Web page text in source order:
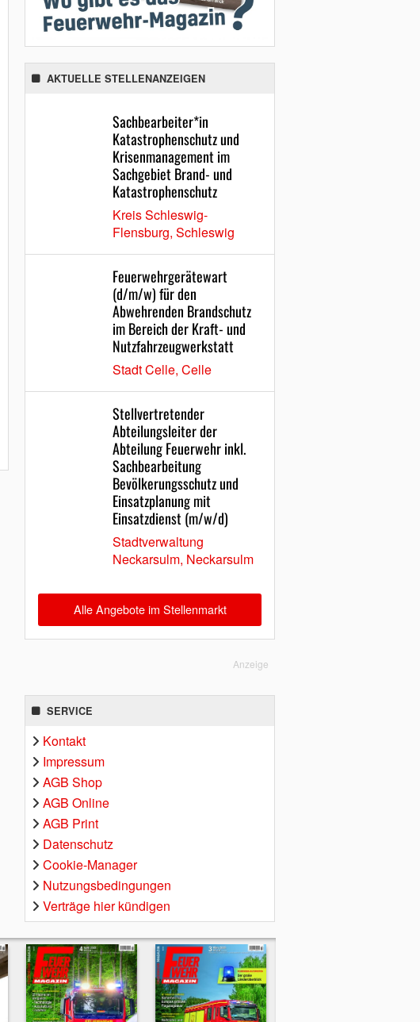
AKTUELLE STELLENANZEIGEN
Sachbearbeiter*in
Katastrophenschutz und
Krisenmanagement im
Sachgebiet Brand- und
Katastrophenschutz
Kreis Schleswig-
Flensburg, Schleswig
Feuerwehrgerätewart
(d/m/w) für den
Abwehrenden Brandschutz
im Bereich der Kraft- und
Nutzfahrzeugwerkstatt
Stadt Celle, Celle
Stellvertretender
Abteilungsleiter der
Abteilung Feuerwehr inkl.
Sachbearbeitung
Bevölkerungsschutz und
Einsatzplanung mit
Einsatzdienst (m/w/d)
Stadtverwaltung
Neckarsulm, Neckarsulm
Alle Angebote im Stellenmarkt
Anzeige
SERVICE
Kontakt
Impressum
AGB Shop
AGB Online
AGB Print
Datenschutz
Cookie-Manager
Nutzungsbedingungen
Verträge hier kündigen